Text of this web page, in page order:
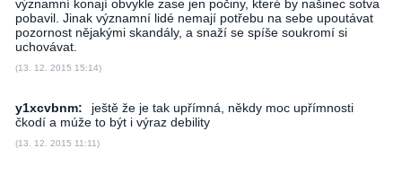
významní konají obvykle zase jen počiny, které by našinec sotva
pobavil. Jinak významní lidé nemají potřebu na sebe upoutávat
pozornost nějakými skandály, a snaží se spíše soukromí si
uchovávat.
(13. 12. 2015 15:14)
y1xcvbnm:
ještě že je tak upřímná, někdy moc upřímnosti
čkodí a múže to být i výraz debility
(13. 12. 2015 11:11)